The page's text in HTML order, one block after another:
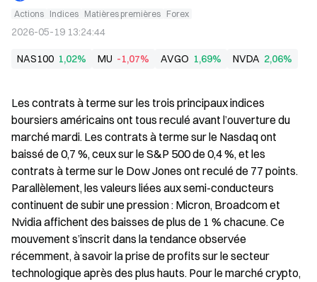
Actions Indices Matières premières Forex
2026-05-19 13:24:44
NAS100 1,02% MU -1,07% AVGO 1,69% NVDA 2,06%
Les contrats à terme sur les trois principaux indices
boursiers américains ont tous reculé avant l’ouverture du
marché mardi. Les contrats à terme sur le Nasdaq ont
baissé de 0,7 %, ceux sur le S&P 500 de 0,4 %, et les
contrats à terme sur le Dow Jones ont reculé de 77 points.
Parallèlement, les valeurs liées aux semi-conducteurs
continuent de subir une pression : Micron, Broadcom et
Nvidia affichent des baisses de plus de 1 % chacune. Ce
mouvement s’inscrit dans la tendance observée
récemment, à savoir la prise de profits sur le secteur
technologique après des plus hauts. Pour le marché crypto,